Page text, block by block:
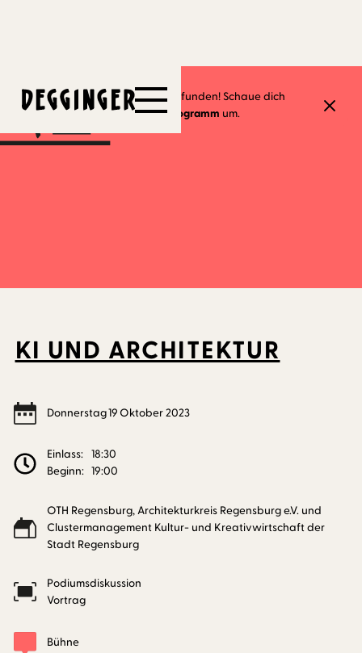
Dieses Event hat schon stattgefunden! Schaue dich
gerne in unseremaktuellen Programm um.
19.10.2023
KI UND ARCHITEKTUR
Donnerstag19Oktober2023
Einlass: 18:30
Beginn: 19:00
OTH Regensburg, Architekturkreis Regensburg e.V. und
Clustermanagement Kultur- und Kreativwirtschaft der
Stadt Regensburg
Podiumsdiskussion
Vortrag
Bühne